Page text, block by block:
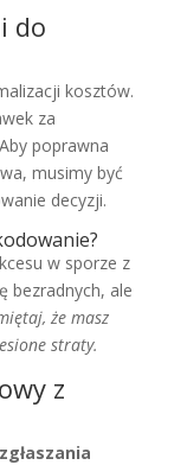
do
kosztów.
za
poprawna
musimy być
decyzji.
w sporze z
bezradnych, ale
że masz
straty.
z